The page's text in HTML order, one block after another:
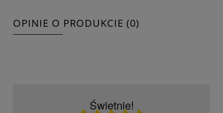
OPINIE O PRODUKCIE (0)
Świetnie!